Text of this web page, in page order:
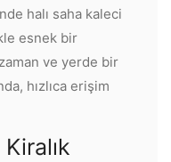
halı saha kaleci
esnek bir
ve yerde bir
hızlıca erişim